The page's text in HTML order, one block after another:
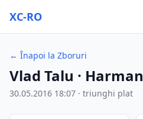
XC-RO
← Înapoi la Zboruri
Vlad Talu · Harman
30.05.2016 18:07 · triunghi plat